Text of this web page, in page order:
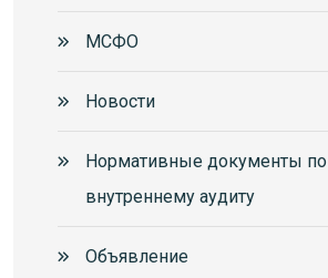
МСФО
Новости
Нормативные документы по
внутреннему аудиту
Объявление